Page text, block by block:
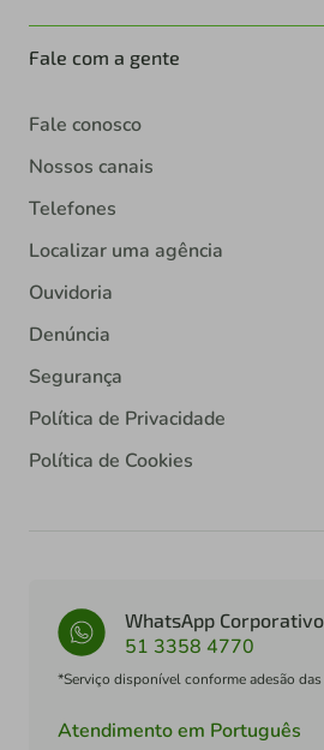
Fale com a gente
Fale conosco
Nossos canais
Telefones
Localizar uma agência
Ouvidoria
Denúncia
Segurança
Política de Privacidade
Política de Cookies
WhatsApp Corporativo
51 3358 4770
*Serviço disponível conforme adesão
Atendimento em Português